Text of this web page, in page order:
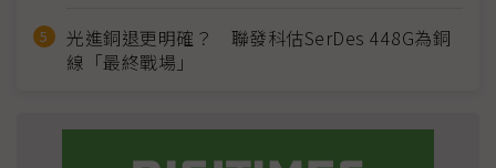
光進銅退更明確？ 聯發科估SerDes 448G為銅
線「最終戰場」